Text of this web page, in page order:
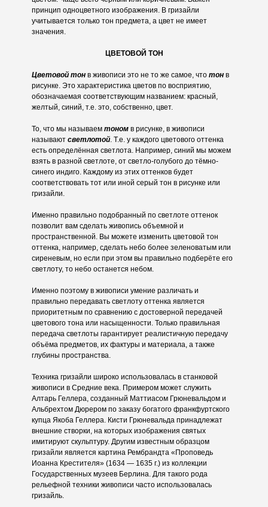
принцип одноцветного изображения. В гризайли
учитывается только тон предмета, а цвет не имеет
значения.
ЦВЕТОВОЙ ТОН
Цветовой тон в живописи это не то же самое, что тон в
рисунке. Это характеристика цветов по восприятию,
обозначаемая соответствующим названием: красный,
желтый, синий, т.е. это, собственно, цвет.
То, что мы называем тоном в рисунке, в живописи
называют светлотой. Т.е. у каждого цветового оттенка
есть определённая светлота. Например, синий мы можем
взять в разной светлоте, от светло-голубого до тёмно-
синего индиго. Каждому из этих оттенков будет
соответствовать тот или иной серый тон в рисунке или
гризайли.
Именно правильно подобранный по светлоте оттенок
позволит вам сделать живопись объемной и
пространственной. Вы можете изменить цветовой тон
оттенка, например, сделать небо более зеленоватым или
сиреневым, но если при этом вы правильно подберёте его
светлоту, то небо останется небом.
Именно поэтому в живописи умение различать и
правильно передавать светлоту оттенка является
приоритетным по сравнению с достоверной передачей
цветового тона или насыщенности. Только правильная
передача светлоты гарантирует реалистичную передачу
объёма предметов, их фактуры и материала, а также
глубины пространства.
Техника гризайли широко использовалась в станковой
живописи в Средние века. Примером может служить
Алтарь Геллера, созданный Маттиасом Грюневальдом и
Альбрехтом Дюрером по заказу богатого франкфуртского
купца Якоба Геллера. Кисти Грюневальда принадлежат
внешние створки, на которых изображения святых
имитируют скульптуру. Другим известным образцом
гризайли является картина Рембрандта «Проповедь
Иоанна Крестителя» (1634 — 1635 г.) из коллекции
Государственных музеев Берлина. Для такого рода
рельефной техники живописи часто использовалась
гризайль.